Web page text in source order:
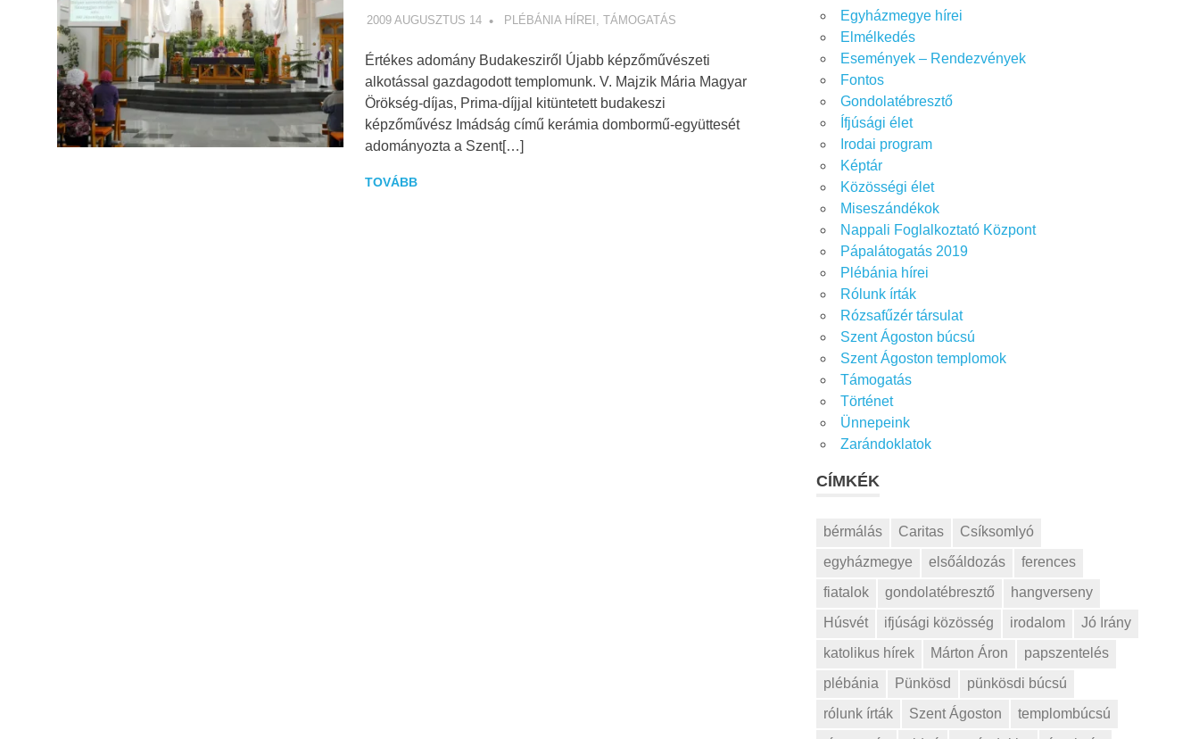
2009 AUGUSZTUS 14 WEBMESTER
PLÉBÁNIA HÍREI ,TÁMOGATÁS
Értékes adomány Budakesziről Újabb képzőművészeti
alkotással gazdagodott templomunk. V. Majzik Mária Magyar
Örökség-díjas, Prima-díjjal kitüntetett budakeszi
képzőművész Imádság című kerámia dombormű-együttesét
adományozta a Szent[…]
TOVÁBB
Egyházmegye hírei
Elmélkedés
Események – Rendezvények
Fontos
Gondolatébresztő
Ífjúsági élet
Irodai program
Képtár
Közösségi élet
Miseszándékok
Nappali Foglalkoztató Központ
Pápalátogatás 2019
Plébánia hírei
Rólunk írták
Rózsafűzér társulat
Szent Ágoston búcsú
Szent Ágoston templomok
Támogatás
Történet
Ünnepeink
Zarándoklatok
CÍMKÉK
bérmálás Caritas
Csíksomlyó
egyházmegye
elsőáldozás
ferences
fiatalok
gondolatébresztő
hangverseny
Húsvét
ifjúsági közösség irodalom
Jó Irány
katolikus hírek
Márton Áron
papszentelés
plébánia
Pünkösd
pünkösdi búcsú
rólunk írták
Szent Ágoston
templombúcsú